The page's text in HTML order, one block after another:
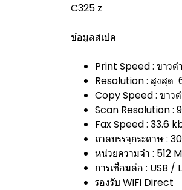
C325 z
ข้อมูลสเปค
Print Speed : ขาว
Resolution : สูงสุด
Copy Speed : ขาว
Scan Resolution :
Fax Speed : 33.6
ถาดบรรจุกระดาษ :
หน่วยความจำ : 512
การเชื่อมต่อ : USB /
รองรับ WiFi Direct